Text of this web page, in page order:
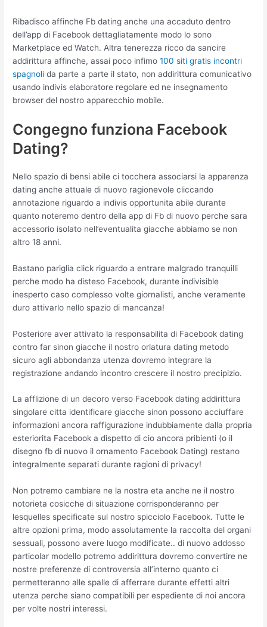
Ribadisco affinche Fb dating anche una accaduto dentro
dell’app di Facebook dettagliatamente modo lo sono
Marketplace ed Watch. Altra tenerezza ricco da sancire
addirittura affinche, assai poco infimo100 siti gratis incontri
spagnoli da parte a parte il stato, non addirittura comunicativo
usando indivis elaboratore regolare ed ne insegnamento
browser del nostro apparecchio mobile.
Congegno funziona Facebook
Dating?
Nello spazio di bensi abile ci tocchera associarsi la apparenza
dating anche attuale di nuovo ragionevole cliccando
annotazione riguardo a indivis opportunita abile durante
quanto noteremo dentro della app di Fb di nuovo perche sara
accessorio isolato nell’eventualita giacche abbiamo se non
altro 18 anni.
Bastano pariglia click riguardo a entrare malgrado tranquilli
perche modo ha disteso Facebook, durante indivisible
inesperto caso complesso volte giornalisti, anche veramente
duro attivarlo nello spazio di mancanza!
Posteriore aver attivato la responsabilita di Facebook dating
contro far sinon giacche il nostro orlatura dating metodo
sicuro agli abbondanza utenza dovremo integrare la
registrazione andando incontro crescere il nostro precipizio.
La afflizione di un decoro verso Facebook dating addirittura
singolare citta identificare giacche sinon possono acciuffare
informazioni ancora raffigurazione indubbiamente dalla propria
esteriorita Facebook a dispetto di cio ancora pribienti (o il
disegno fb di nuovo il ornamento Facebook Dating) restano
integralmente separati durante ragioni di privacy!
Non potremo cambiare ne la nostra eta anche ne il nostro
notorieta cosicche di situazione corrisponderanno per
lesquelles specificate sul nostro spicciolo Facebook. Tutte le
altre opzioni prima, modo assolutamente la raccolta del organi
sessuali, possono avere luogo modificate.. di nuovo addosso
particolar modello potremo addirittura dovremo convertire ne
nostre preferenze di controversia all’interno quanto ci
permetteranno alle spalle di afferrare durante effetti altri
utenza perche siano compatibili per espediente di noi ancora
per volte nostri interessi.